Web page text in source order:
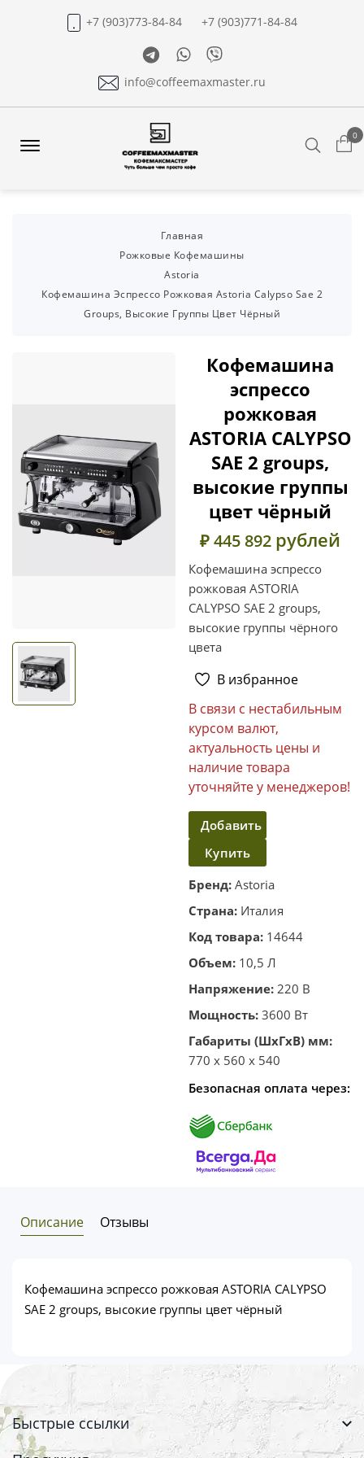
+7 (903)773-84-84
+7 (903)771-84-84
TelegramWhatsapp
Viber
info@coffeemaxmaster.ru
0
Главная
Рожковые Кофемашины
Astoria
Кофемашина Эспрессо Рожковая Astoria Calypso Sae 2
Groups, Высокие Группы Цвет Чёрный
Кофемашина
эспрессо
рожковая
ASTORIA CALYPSO
SAE 2 groups,
высокие группы
цвет чёрный
₽ 445 892 рублей
Кофемашина эспрессо
рожковая ASTORIA
CALYPSO SAE 2 groups,
высокие группы чёрного
цвета
В избранное
В связи с нестабильным
курсом валют,
актуальность цены и
наличие товара
уточняйте у менеджеров!
Добавить
в
корзину
Купить
в один
клик
Бренд: Astoria
Страна: Италия
Код товара: 14644
Объем: 10,5 Л
Напряжение: 220 В
Мощность: 3600 Вт
Габариты (ШхГхВ) мм:
770 x 560 x 540
Безопасная оплата через:
Описание Отзывы
Кофемашина эспрессо рожковая ASTORIA CALYPSO
SAE 2 groups, высокие группы цвет чёрный
Быстрые ссылки